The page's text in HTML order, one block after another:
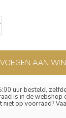
AAN
uur besteld,
is in de webshop
niet op voorraad?